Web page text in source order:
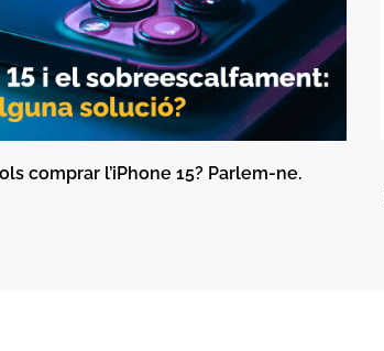
comprar l’iPhone 15? Parlem-ne.